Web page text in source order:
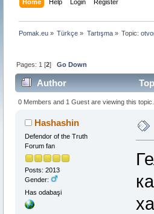
Home Help Login Register
Pomak.eu » Türkçe » Tartışma» Topic:
Pages: 1 [2]Go Down
Author
0 Members and 1 Guest are viewing this topic.
Hashashin
Defendor of the Truth
Forum fan
Posts: 2013
Gender:
Has odabaşi